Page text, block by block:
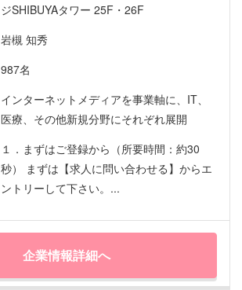
ジSHIBUYAタワー 25F・26F
岩槻 知秀
987名
インターネットメディアを事業軸に、IT、
医療、その他新規分野にそれぞれ展開
１．まずはご登録から（所要時間：約30
秒） まずは【求人に問い合わせる】からエ
ントリーして下さい。...
企業情報詳細へ